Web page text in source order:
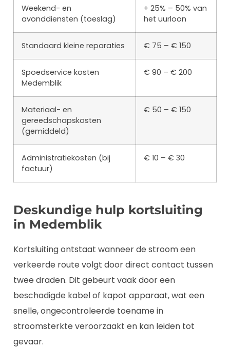
Weekend- en
avonddiensten (toeslag)
+ 25% – 50% van
het uurloon
Standaard kleine reparaties € 75 – € 150
Spoedservice kosten
Medemblik
€ 90 – € 200
Materiaal- en
gereedschapskosten
(gemiddeld)
€ 50 – € 150
Administratiekosten (bij
factuur)
€ 10 – € 30
Deskundige hulp kortsluiting
in Medemblik
Kortsluiting ontstaat wanneer de stroom een
verkeerde route volgt door direct contact tussen
twee draden. Dit gebeurt vaak door een
beschadigde kabel of kapot apparaat, wat een
snelle, ongecontroleerde toename in
stroomsterkte veroorzaakt en kan leiden tot
gevaar.